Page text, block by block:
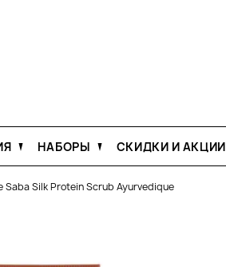
НАБОРЫ СКИДКИ И АКЦИИ
Saba Silk Protein Scrub Ayurvedique